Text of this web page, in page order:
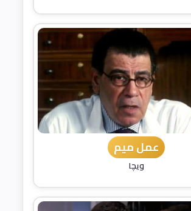
عمل ميم
ويچا